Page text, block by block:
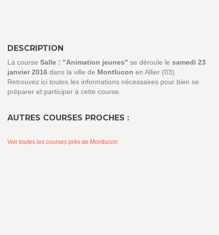
DESCRIPTION
La course Salle : "Animation jeunes" se déroule le samedi 23
janvier 2016 dans la ville de Montlucon en Allier (03).
Retrouvez ici toutes les informations nécessaires pour bien se
préparer et participer à cette course.
AUTRES COURSES PROCHES :
Voir toutes les courses près de Montlucon